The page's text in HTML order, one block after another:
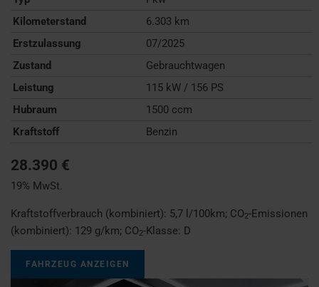
Kilometerstand
6.303 km
Erstzulassung
07/2025
Zustand
Gebrauchtwagen
Leistung
115 kW / 156 PS
Hubraum
1500 ccm
Kraftstoff
Benzin
28.390 €
19% MwSt.
Kraftstoffverbrauch (kombiniert): 5,7 l/100km; CO2-Emissionen
(kombiniert): 129 g/km; CO2-Klasse: D
FAHRZEUG ANZEIGEN